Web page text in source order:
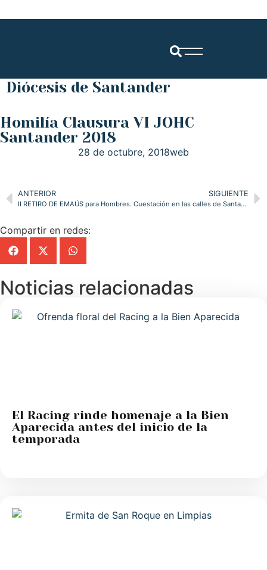
Diócesis de Santander
Homilía Clausura VI JOHC
Santander 2018
28 de octubre, 2018web
ANTERIOR
II RETIRO DE EMAÚS para Hombres.
SIGUIENTE
Cuestación en las calles de Santander ( DOMUND 2018 )
Compartir en redes:
Noticias relacionadas
El Racing rinde homenaje a la Bien
Aparecida antes del inicio de la
temporada